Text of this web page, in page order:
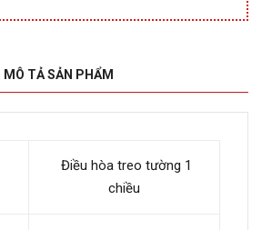
MÔ TẢ SẢN PHẨM
Điều hòa treo tường 1
chiều